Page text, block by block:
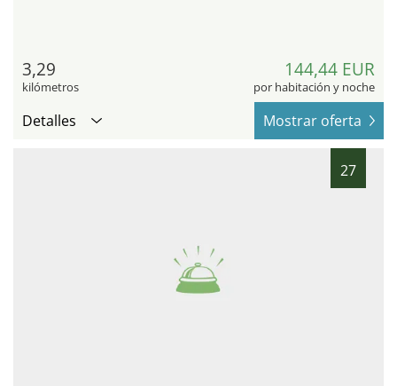
3,29
kilómetros
144,44 EUR
por habitación y noche
Detalles Mostrar oferta
27